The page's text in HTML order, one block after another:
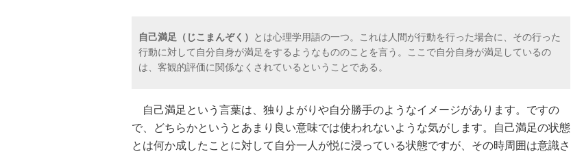
自己満足（じこまんぞく）
とは心理学用語の一つ。これは人間が行動を行った場合に、その行った
行動に対して自分自身が満足をするようなもののことを言う。ここで自分自身が満足しているの
は、客観的評価に関係なくされているということである。
自己満足という言葉は、独りよがりや自分勝手のようなイメージがあります。ですの
で、どちらかというとあまり良い意味では使われないような気がします。自己満足の状態
とは何か成したことに対して自分一人が悦に浸っている状態ですが、その時周囲は意識さ